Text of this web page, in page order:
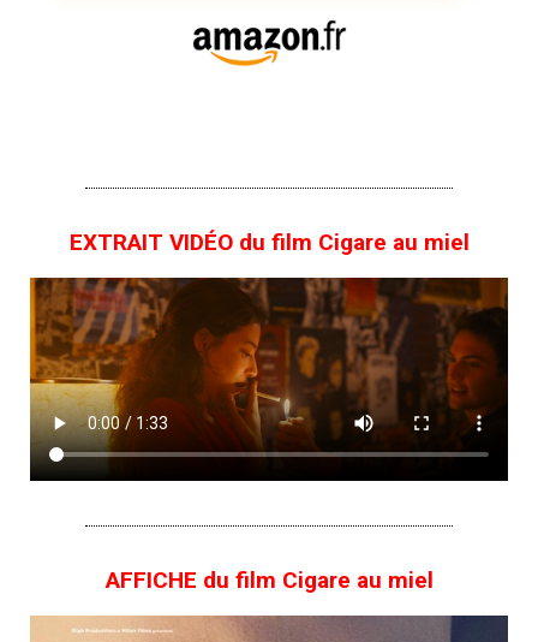
EXTRAIT VIDÉO du film Cigare au miel
AFFICHE du film Cigare au miel